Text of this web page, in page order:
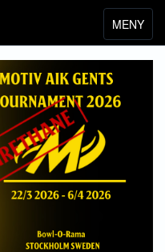
MENY
Toggle